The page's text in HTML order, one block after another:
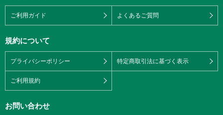
ご利用ガイド よくあるご質問
規約について
プライバシーポリシー 特定商取引法に基づく表示
ご利用規約
お問い合わせ